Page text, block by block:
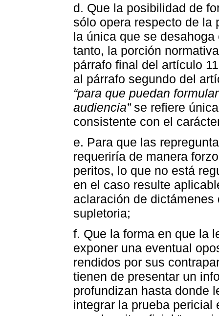
d. Que la posibilidad de
sólo opera respecto de la
la única que se
tanto, la porción
párrafo final del artículo
al párrafo segundo del
“para que puedan
audiencia”se refiere
consistente con el
e. Para que las
requeriría de manera
peritos, lo que no está
en el caso resulte
aclaración de
supletoria;
f. Que la forma en que la
exponer una eventual
rendidos por sus
tienen de presentar un
profundizan hasta donde
integrar la prueba